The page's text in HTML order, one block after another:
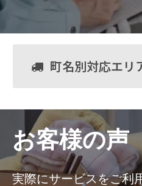
町名別対応エリ
お客様の声
実際にサービスをご利